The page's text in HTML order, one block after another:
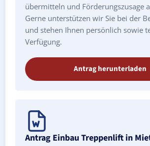
übermitteln und Förderungszusage
Gerne unterstützen wir Sie bei der
und stehen Ihnen persönlich sowie
Verfügung.
Antrag herunterladen
Antrag Einbau Treppenlift in